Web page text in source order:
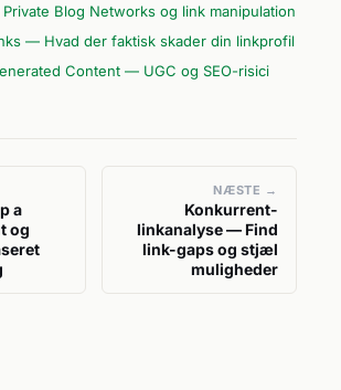
Blog Networks og link manipulation
— Hvad der faktisk skader din linkprofil
Content — UGC og SEO-risici
a
og
NÆSTE →
Konkurrent-
linkanalyse — Find
link-gaps og stjæl
muligheder